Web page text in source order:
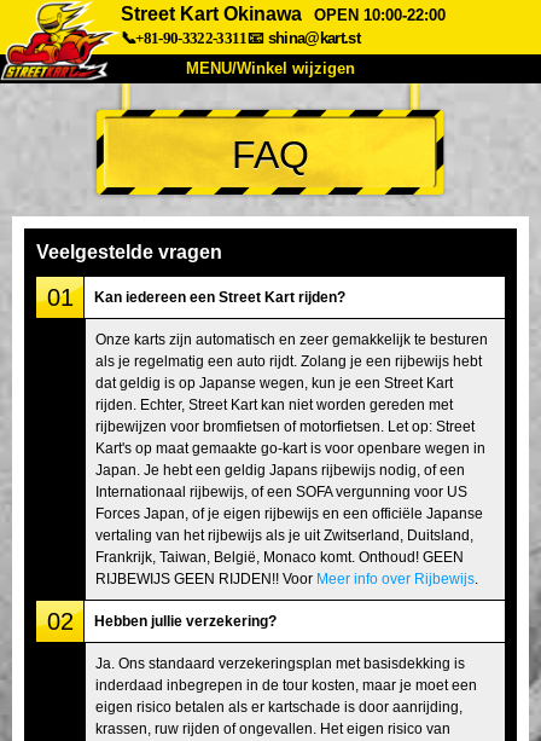
Street Kart Okinawa
OPEN 10:00-22:00
📞+81-90-3322-3311📧 shina@kart.st
MENU/Winkel wijzigen
TOP
Over Specificaties Prijzen
Bedrijf
Tokyo Shinagawa Tokyo Akihabara#1
Tokyo Akihabara#2 Tokyo Shibuya
Tokyo Shibuya Annex Tokyo Bay
Tokyo Asakusa Osaka
Okinawa
FAQ
Veelgestelde vragen
01 Kan iedereen een Street Kart rijden?
Onze karts zijn automatisch en zeer gemakkelijk te besturen
als je regelmatig een auto rijdt. Zolang je een rijbewijs hebt
dat geldig is op Japanse wegen, kun je een Street Kart
rijden. Echter, Street Kart kan niet worden gereden met
rijbewijzen voor bromfietsen of motorfietsen. Let op: Street
Kart's op maat gemaakte go-kart is voor openbare wegen in
Japan. Je hebt een geldig Japans rijbewijs nodig, of een
Internationaal rijbewijs, of een SOFA vergunning voor US
Forces Japan, of je eigen rijbewijs en een officiële Japanse
vertaling van het rijbewijs als je uit Zwitserland, Duitsland,
Frankrijk, Taiwan, België, Monaco komt. Onthoud! GEEN
RIJBEWIJS GEEN RIJDEN!! Voor Meer info over Rijbewijs
02 Hebben jullie verzekering?
Ja. Ons standaard verzekeringsplan met basisdekking is
inderdaad inbegrepen in de tour kosten, maar je moet een
eigen risico betalen als er kartschade is door aanrijding,
krassen, ruw rijden of ongevallen. Het eigen risico van